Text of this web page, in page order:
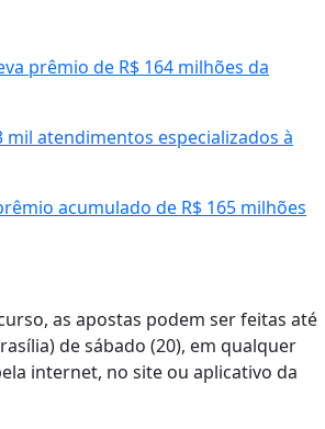
prêmio de R$ 164 milhões da
mil atendimentos especializados à
acumulado de R$ 165 milhões
as apostas podem ser feitas até
de sábado (20), em qualquer
internet, no site ou aplicativo da